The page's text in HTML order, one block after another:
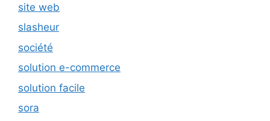
site web
slasheur
société
solution e-commerce
solution facile
sora